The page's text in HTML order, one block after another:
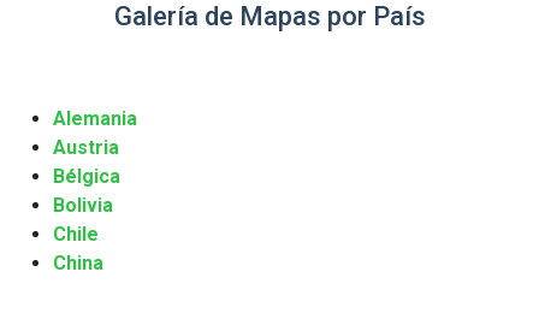
Galería de Mapas por País
Alemania
Austria
Bélgica
Bolivia
Chile
China